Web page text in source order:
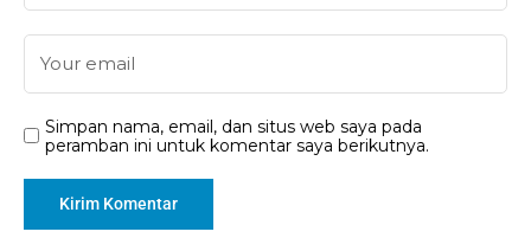
Simpan nama, email, dan situs web saya pada
peramban ini untuk komentar saya berikutnya.